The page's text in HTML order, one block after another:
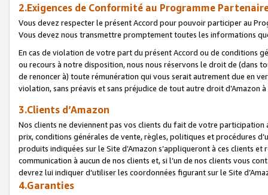
2.Exigences de Conformité au Programme
Vous devez respecter le présent Accord pour pouvoir participer au
Vous devez nous transmettre promptement toutes les informations
En cas de violation de votre part du présent Accord ou de conditions
ou recours à notre disposition, nous nous réservons le droit de (dans
de renoncer à) toute rémunération qui vous serait autrement due en
violation, sans préavis et sans préjudice de tout autre droit
3.Clients d’Amazon
Nos clients ne deviennent pas vos clients du fait de votre
prix, conditions générales de vente, règles, politiques et procédures
produits indiquées sur le Site d’Amazon s’appliqueront à ces clients
communication à aucun de nos clients et, si l’un de nos clients vous
devrez lui indiquer d’utiliser les coordonnées figurant sur le Site
4.Garanties